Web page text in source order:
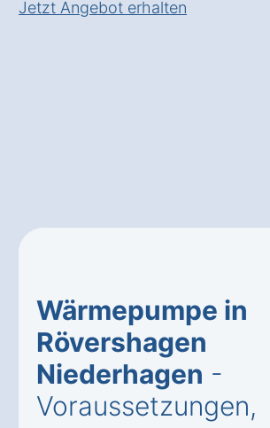
Jetzt Angebot erhalten
Wärmepumpe in
Rövershagen
Niederhagen -
Voraussetzungen,